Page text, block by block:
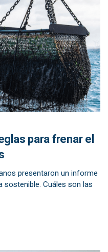
para frenar el
presentaron un informe
sostenible. Cuáles son las